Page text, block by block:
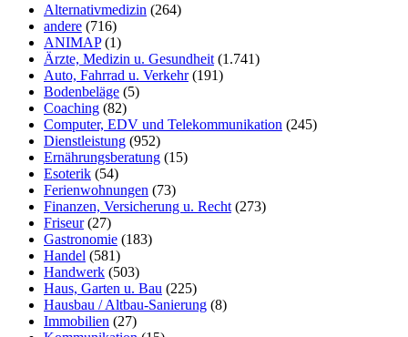
Alternativmedizin (264)
andere (716)
ANIMAP(1)
Ärzte, Medizin u. Gesundheit (1.741)
Auto, Fahrrad u. Verkehr(191)
Bodenbeläge (5)
Coaching (82)
Computer, EDV und Telekommunikation (245)
Dienstleistung (952)
Ernährungsberatung (15)
Esoterik (54)
Ferienwohnungen (73)
Finanzen, Versicherung u. Recht (273)
Friseur(27)
Gastronomie (183)
Handel (581)
Handwerk (503)
Haus, Garten u. Bau (225)
Hausbau / Altbau-Sanierung (8)
Immobilien (27)